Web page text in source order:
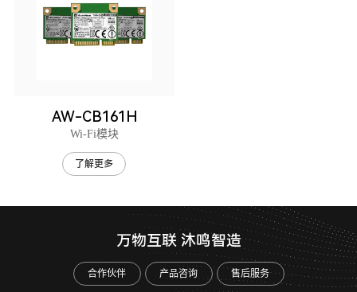
AW-CB161H
Wi-Fi模块
了解更多
万物互联 沐鸣智造
合作伙伴 产品咨询 售后服务